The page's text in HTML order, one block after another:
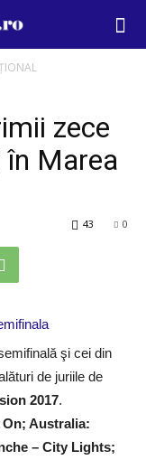
zece
Marea
0
43
şi cei din
de juriile de
2017.
On; Australia:
– City Lights;